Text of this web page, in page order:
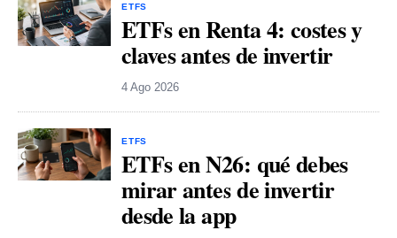
ETFS
ETFs en Renta 4: costes y
claves antes de invertir
4 Ago 2026
ETFS
ETFs en N26: qué debes
mirar antes de invertir
desde la app